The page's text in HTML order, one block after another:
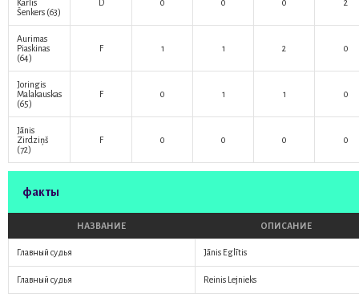
Kārlis
Šenkers (63)
D 0 0 0 2
Aurimas
Piaskinas
(64)
F 1 1 2 0
Joringis
Malakauskas
(65)
F 0 1 1 0
Jānis
Zirdziņš
(72)
F 0 0 0 0
факты
НАЗВАНИЕ ОПИСАНИЕ
Главный судья Jānis Eglītis
Главный судья Reinis Lejnieks